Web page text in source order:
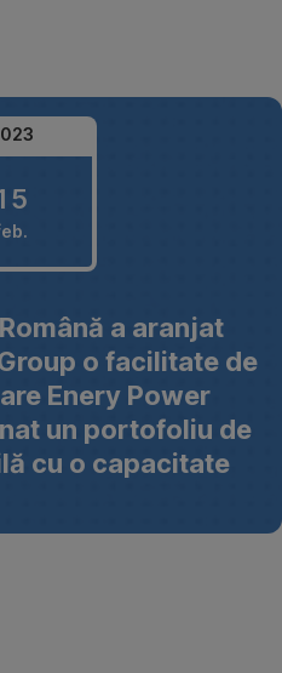
a aranjat
o facilitate de
Enery Power
un portofoliu de
cu o capacitate